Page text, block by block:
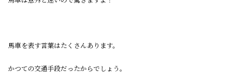
馬車を表す言葉はたくさんあります。
かつての交通手段だったからでしょう。